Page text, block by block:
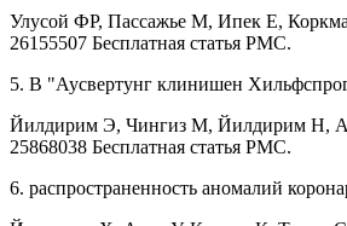
Улусой ФР, Пассажье М, Ипек Е,
26155507 Бесплатная статья PMC.
5. В "Аусвертунг клинишен
Йилдирим Э, Чингиз М, Йилдирим Н,
25868038 Бесплатная статья PMC.
6. распространенность аномалий